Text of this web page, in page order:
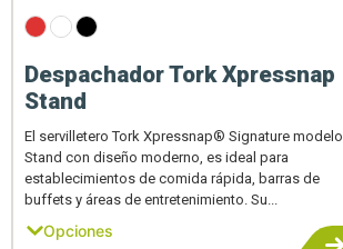
Despachador Tork Xpressnap
Stand
El servilletero Tork Xpressnap® Signature modelo
Stand con diseño moderno, es ideal para
establecimientos de comida rápida, barras de
buffets y áreas de entretenimiento. Su...
Opciones